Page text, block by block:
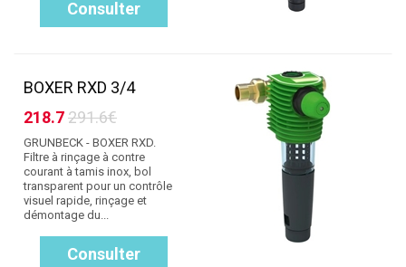
Consulter
BOXER RXD 3/4
218.7291.6€
GRUNBECK - BOXER RXD.
Filtre à rinçage à contre
courant à tamis inox, bol
transparent pour un contrôle
visuel rapide, rinçage et
démontage du...
Consulter